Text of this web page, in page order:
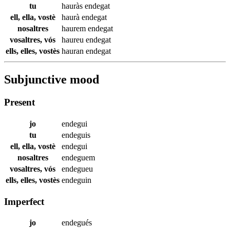
tu
hauràs endegat
ell, ella, vostè
haurà endegat
nosaltres
haurem endegat
vosaltres, vós
haureu endegat
ells, elles, vostès hauran endegat
Subjunctive mood
Present
jo
endegui
tu
endeguis
ell, ella, vostè
endegui
nosaltres
endeguem
vosaltres, vós
endegueu
ells, elles, vostès endeguin
Imperfect
jo
endegués